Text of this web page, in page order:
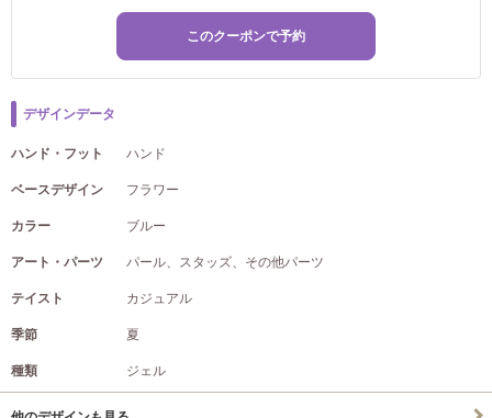
このクーポンで予約
デザインデータ
ハンド・フット ハンド
ベースデザイン フラワー
カラー ブルー
アート・パーツ パール、スタッズ、その他パーツ
テイスト カジュアル
季節 夏
種類 ジェル